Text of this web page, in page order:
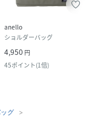
anello
ショルダーバッグ
4,950 円
45ポイント(1倍)
グ